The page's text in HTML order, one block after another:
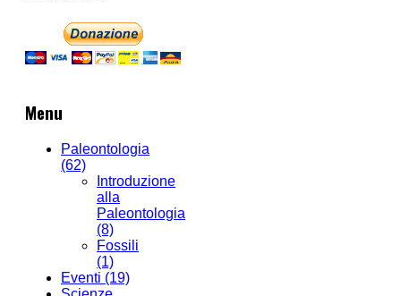
Menu
Paleontologia
(62)
Introduzione
alla
Paleontologia
(8)
Fossili
(1)
Eventi (19)